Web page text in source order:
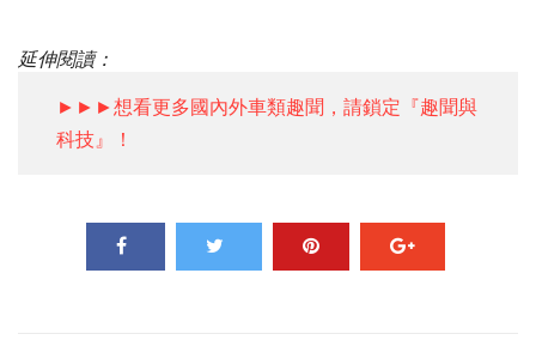
延伸閱讀：
►►►想看更多國內外車類趣聞，請鎖定『趣聞與
科技』！